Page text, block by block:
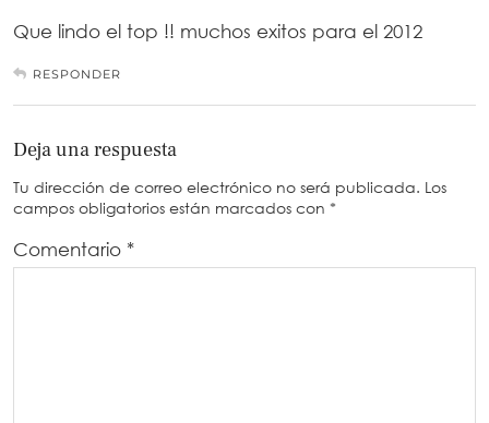
Que lindo el top !! muchos exitos para el 2012
RESPONDER
Deja una respuesta
Tu dirección de correo electrónico no será publicada. Los
campos obligatorios están marcados con *
Comentario *